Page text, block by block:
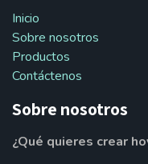
Inicio
Sobre nosotros
Productos
Contáctenos
Sobre nosotros
¿Qué quieres crear